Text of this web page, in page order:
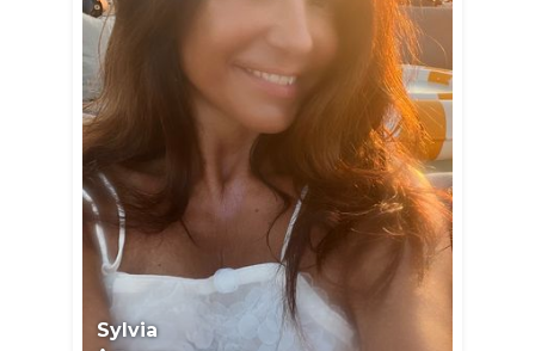
Sylvia